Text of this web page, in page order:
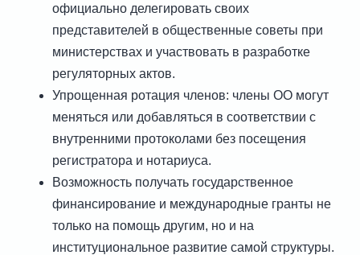
официально делегировать своих
представителей в общественные советы при
министерствах и участвовать в разработке
регуляторных актов.
Упрощенная ротация членов: члены ОО могут
меняться или добавляться в соответствии с
внутренними протоколами без посещения
регистратора и нотариуса.
Возможность получать государственное
финансирование и международные гранты не
только на помощь другим, но и на
институциональное развитие самой структуры.